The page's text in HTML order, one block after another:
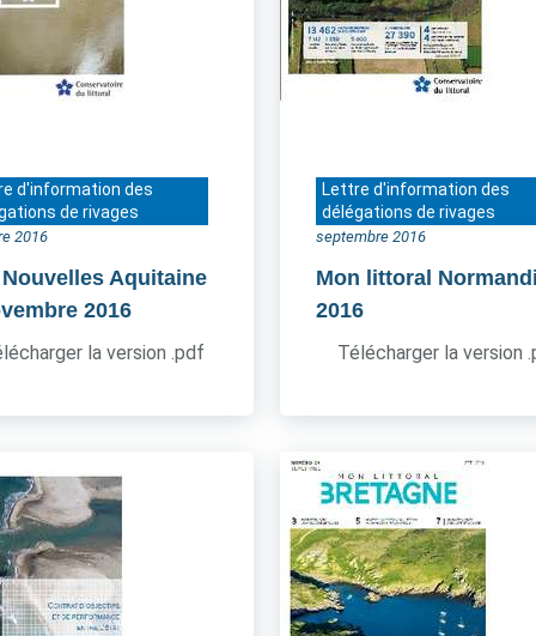
d'information des
de rivages
2016
Aquitaine
2016
la version .pdf
Lettre d'information des
délégations de rivages
septembre 2016
Mon littoral
2016
Télécharger la version